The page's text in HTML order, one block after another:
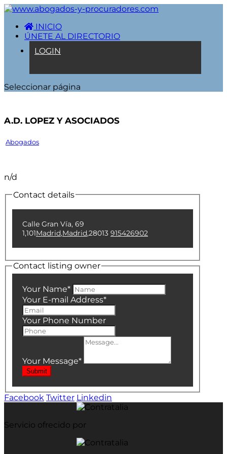
INICIO
ÚNETE AL DIRECTORIO
LOGIN
Seleccionar página
A.D. LOPEZ Y ASOCIADOS
Abogados
n/d
Contact details
Calle Gran Vía, 69
1,101Madrid,Madrid,28013 915426902
Contact listing owner
Your Name*
Your E-mail Address*
Your Phone Number
Your Message*
Submit
Facebook Twitter Linkedin
Servicio ofrecido por